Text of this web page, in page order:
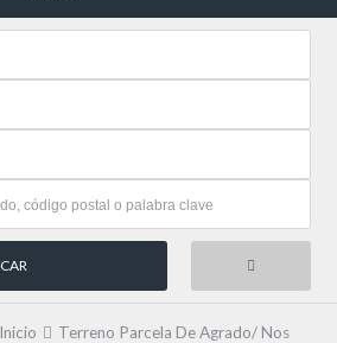
Inicio Terreno Parcela De Agrado/ Nos